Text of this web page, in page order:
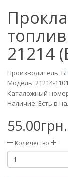
21214
Производитель:
Модель: 21214-
Каталожный
Наличие: Есть в
55.00грн.
Количество